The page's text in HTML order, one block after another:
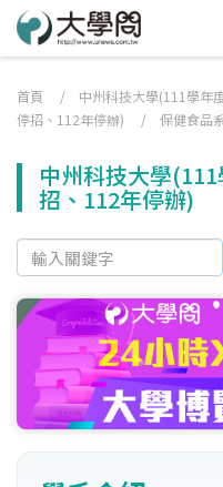
首頁 / 中州科技大學(111學年
停招、112年停辦) / 保健食品
中州科技大學
招、112年停辦)